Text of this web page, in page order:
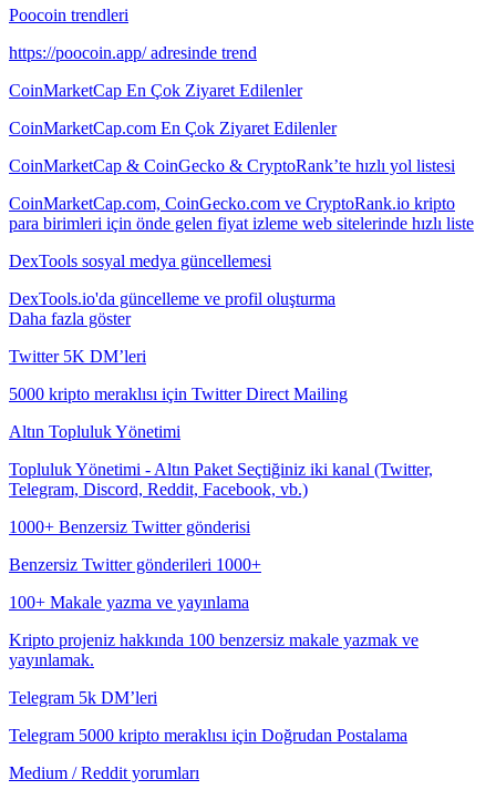
Poocoin trendleri
https://poocoin.app/ adresinde trend
CoinMarketCap En Çok Ziyaret Edilenler
CoinMarketCap.com En Çok Ziyaret Edilenler
CoinMarketCap & CoinGecko & CryptoRank’te hızlı yol listesi
CoinMarketCap.com, CoinGecko.com ve CryptoRank.io kripto
para birimleri için önde gelen fiyat izleme web sitelerinde hızlı liste
DexTools sosyal medya güncellemesi
DexTools.io'da güncelleme ve profil oluşturma
Daha fazla göster
Twitter 5K DM’leri
5000 kripto meraklısı için Twitter Direct Mailing
Altın Topluluk Yönetimi
Topluluk Yönetimi - Altın Paket Seçtiğiniz iki kanal (Twitter,
Telegram, Discord, Reddit, Facebook, vb.)
1000+ Benzersiz Twitter gönderisi
Benzersiz Twitter gönderileri 1000+
100+ Makale yazma ve yayınlama
Kripto projeniz hakkında 100 benzersiz makale yazmak ve
yayınlamak.
Telegram 5k DM’leri
Telegram 5000 kripto meraklısı için Doğrudan Postalama
Medium / Reddit yorumları